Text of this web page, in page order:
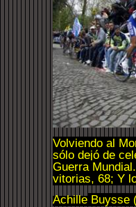
Volviendo al
sólo dejó de
Guerra
vitorias, 68; Y
Achille Buysse